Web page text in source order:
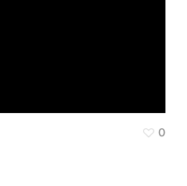
0